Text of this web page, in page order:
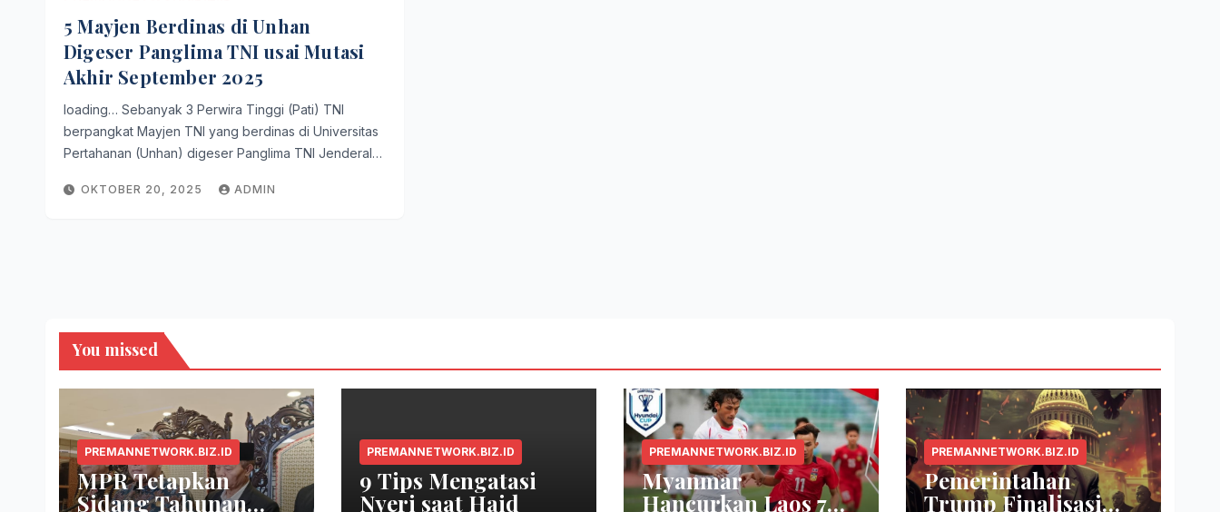
5 Mayjen Berdinas di Unhan
Digeser Panglima TNI usai Mutasi
Akhir September 2025
loading… Sebanyak 3 Perwira Tinggi (Pati) TNI
berpangkat Mayjen TNI yang berdinas di Universitas
Pertahanan (Unhan) digeser Panglima TNI Jenderal…
OKTOBER 20, 2025 ADMIN
You missed
PREMANNETWORK.BIZ.ID
MPR Tetapkan
Sidang Tahunan
PREMANNETWORK.BIZ.ID
9 Tips Mengatasi
Nyeri saat Haid
PREMANNETWORK.BIZ.ID
Myanmar
Hancurkan Laos 7
PREMANNETWORK.BIZ.ID
Pemerintahan
Trump Finalisasi